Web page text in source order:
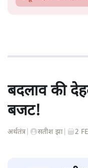
बदलाव की
बजट!
अर्थतंत्र सतीश झा 2